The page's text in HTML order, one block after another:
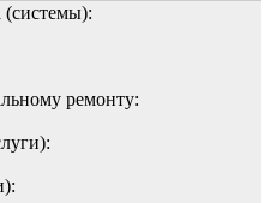
(системы):
ремонту: